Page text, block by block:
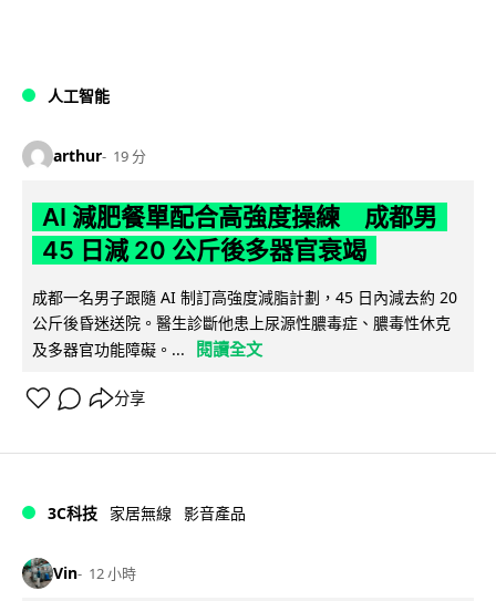
人工智能
arthur 19 分
AI 減肥餐單配合高強度操練 成都男
45 日減 20 公斤後多器官衰竭
成都一名男子跟隨 AI 制訂高強度減脂計劃，45 日內減去約 20
公斤後昏迷送院。醫生診斷他患上尿源性膿毒症、膿毒性休克
及多器官功能障礙。...
閱讀全文
分享
3C科技 家居無線 影音產品
Vin 12 小時